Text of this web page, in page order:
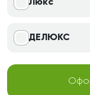
Люкс
ДЕЛЮКС